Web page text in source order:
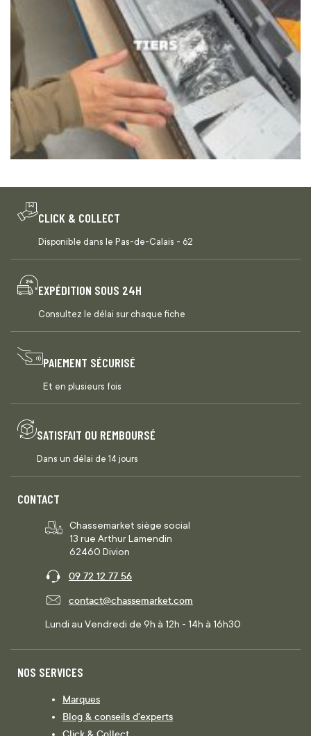
CLICK & COLLECT
Disponible dans le Pas-de-Calais - 62
EXPÉDITION SOUS 24H
Consultez le délai sur chaque fiche
PAIEMENT SÉCURISÉ
Et en plusieurs fois
SATISFAIT OU REMBOURSÉ
Dans un délai de 14 jours
CONTACT
Chassemarket siège social
13 rue Arthur Lamendin
62460 Divion
09 72 12 77 56
contact@chassemarket.com
Lundi au Vendredi de 9h à 12h - 14h à 16h30
NOS SERVICES
Marques
Blog & conseils d'experts
Click & Collect